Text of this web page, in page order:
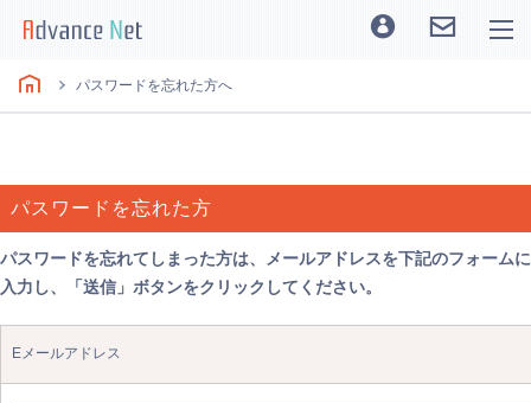
パスワードを忘れた方へ
パスワードを忘れた方
パスワードを忘れてしまった方は、メールアドレスを下記のフォームに
入力し、「送信」ボタンをクリックしてください。
Eメールアドレス